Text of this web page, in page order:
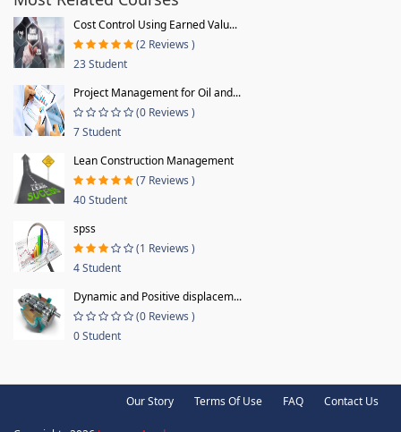
Cost Control Using Earned Valu...
(2 Reviews )
23 Student
Project Management for Oil and...
(0 Reviews )
7 Student
Lean Construction Management
(7 Reviews )
40 Student
spss
(1 Reviews )
4 Student
Dynamic and Positive displacem...
(0 Reviews )
0 Student
Our Story Terms Of Use FAQ Contact Us